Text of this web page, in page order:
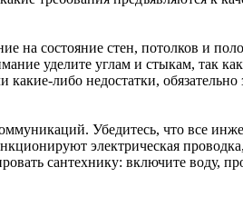
на состояние стен, потолков и
уделите углам и стыкам, так
либо недостатки, обязательно
Убедитесь, что все
электрическая
сантехнику: включите воду,